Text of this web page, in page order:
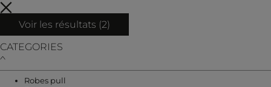
Voir les résultats (2)
CATEGORIES
Robes pull